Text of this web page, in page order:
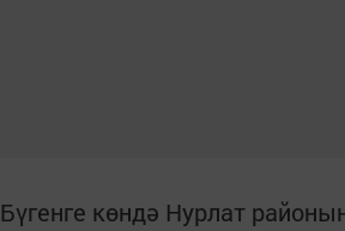
Бүгенге көндә Нурлат